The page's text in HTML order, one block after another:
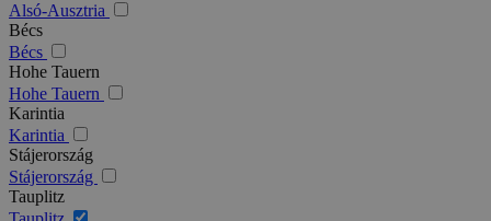
Alsó-Ausztria
Bécs
Bécs
Hohe Tauern
Hohe Tauern
Karintia
Karintia
Stájerország
Stájerország
Tauplitz